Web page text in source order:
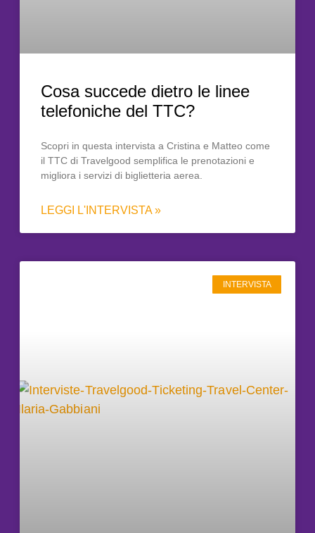
Cosa succede dietro le linee
telefoniche del TTC?
Scopri in questa intervista a Cristina e Matteo come
il TTC di Travelgood semplifica le prenotazioni e
migliora i servizi di biglietteria aerea.
LEGGI L'INTERVISTA »
INTERVISTA